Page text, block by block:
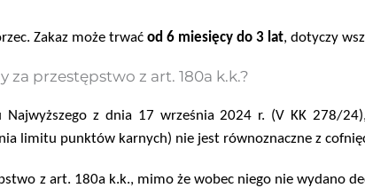
Zakaz może trwać od 6 miesięcy do 3 lat, dotyczy
za przestępstwo z art. 180a k.k.?
Najwyższego z dnia 17 września 2024 r. (V KK 278/24)
limitu punktów karnych) nie jest równoznaczne z
z art. 180a k.k., mimo że wobec niego nie wydano